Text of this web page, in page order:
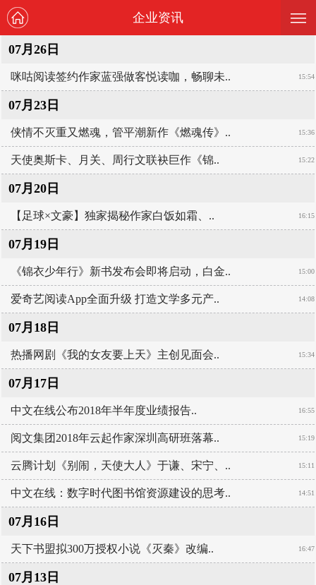
—
—
—
企业资讯
07月26日
咪咕阅读签约作家蓝强做客悦读咖，畅聊未.. 15:54
07月23日
侠情不灭重又燃魂，管平潮新作《燃魂传》.. 15:36
天使奥斯卡、月关、周行文联袂巨作《锦.. 15:22
07月20日
【足球×文豪】独家揭秘作家白饭如霜、.. 16:15
07月19日
《锦衣少年行》新书发布会即将启动，白金.. 15:00
爱奇艺阅读App全面升级 打造文学多元产.. 14:08
07月18日
热播网剧《我的女友要上天》主创见面会.. 15:34
07月17日
中文在线公布2018年半年度业绩报告.. 16:55
阅文集团2018年云起作家深圳高研班落幕.. 15:19
云腾计划《别闹，天使大人》于谦、宋宁、.. 15:11
中文在线：数字时代图书馆资源建设的思考.. 14:51
07月16日
天下书盟拟300万授权小说《灭秦》改编.. 16:47
07月13日